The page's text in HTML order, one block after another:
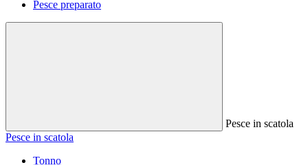
Pesce preparato
Pesce in scatola
Pesce in scatola
Tonno